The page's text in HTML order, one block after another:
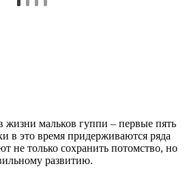
мальков гуппи – первые пять
в это время придерживаются ряда
не только сохранить потомство, но
развитию.